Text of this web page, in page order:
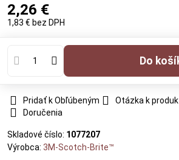
2,26 €
1,83 € bez DPH
Do
Pridať k Obľúbeným Otázka k
Doručenia
Skladové číslo: 1077207
Výrobca: 3M-Scotch-Brite™